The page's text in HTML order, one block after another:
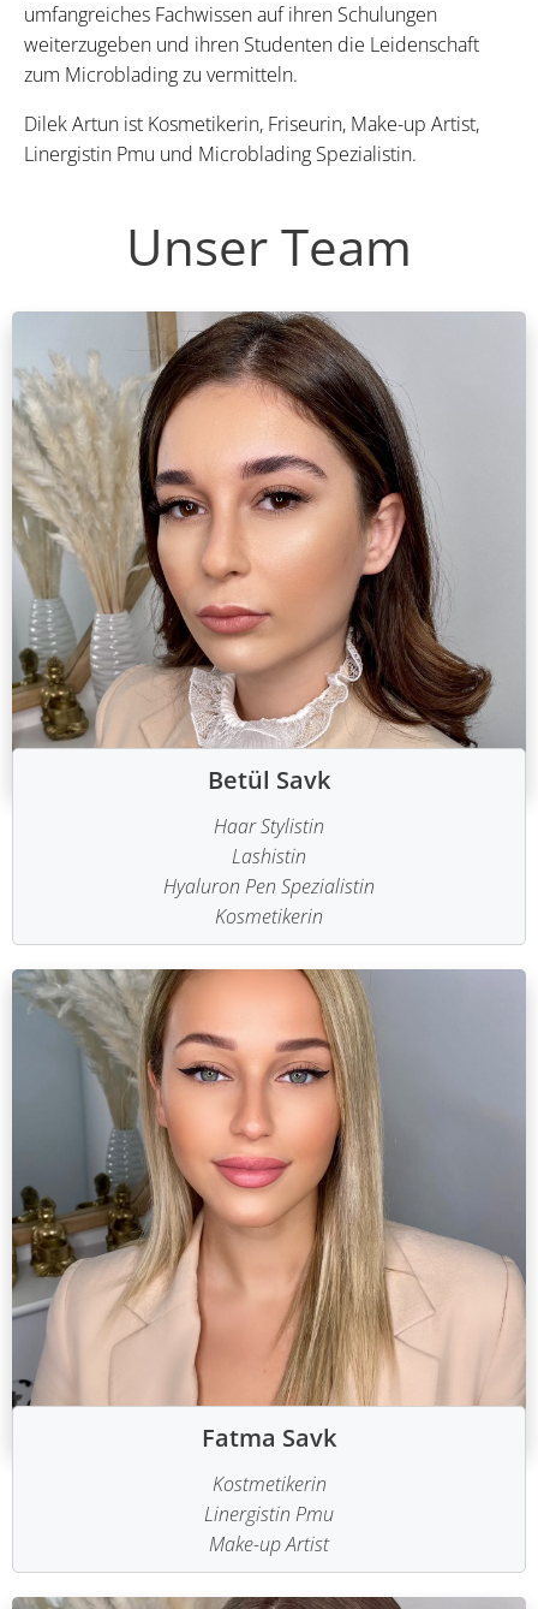
umfangreiches Fachwissen auf ihren Schulungen
weiterzugeben und ihren Studenten die Leidenschaft
zum Microblading zu vermitteln.
Dilek Artun ist Kosmetikerin, Friseurin, Make-up Artist,
Linergistin Pmu und Microblading Spezialistin.
Unser Team
Betül Savk
Haar Stylistin
Lashistin
Hyaluron Pen Spezialistin
Kosmetikerin
Fatma Savk
Kostmetikerin
Linergistin Pmu
Make-up Artist